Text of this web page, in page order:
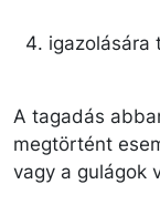
igazolására
A tagadás
megtörtént
vagy a gulágok